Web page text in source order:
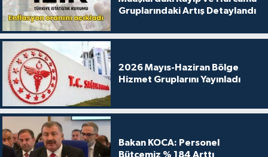
Gruplarındaki Artış Detaylandı
2026 Mayıs-Haziran Bölge
Hizmet Gruplarını Yayınladı
Bakan KOCA: Personel
Bütçemiz % 184 Arttı